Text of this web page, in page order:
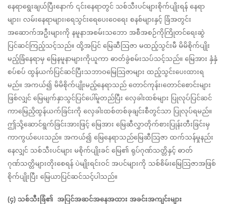
နေရာရွေးချယ်ပြီးနောက် ၎င်းနေရာတွင် သစ်သီးပင်များစိုက်ပျိုးရန် နေရာ
များ၊ လမ်းနေရာများ၊ရေသွင်းရေပေးဝေရေး စနစ်များနှင့် ခြံအတွင်း
အဆောက်အဦးများကို နမူနာအစမ်းသဘော အစီအစဉ်ကိုကြိုတင်ရေးဆွဲ
ပြင်ဆင်ကြည့်သင့်သည်။ ထို့အပြင် မြေဆီသြဇာ မထည့်သွင်းမီ မိမိစိုက်ပျိုး
မည့်ခြံနေရာမှ မြေနမူနာများကိုယူကာ ဓာတ်ခွဲစမ်းသပ်သင့်သည်။ မြေအား နှံနှံ
စပ်စပ် ထွန်ယက်ပြင်ဆင်ပြီးသဘာဝမြေသြဇာများ ထည့်သွင်းပေးထားရ
မည်။ အကယ်၍ မိမိစိုက်ပျိုးမည့်နေရာသည် တောင်ကုန်း၊တောင်စောင်းများ
ဖြစ်လျှင် မြေမျက်နှာသွင်ပြင်ပေါ်မူတည်ပြီး လှေခါးထစ်များ ပြုလုပ်ပြင်ဆင်
ကာမြေညှိထွန်ယက်ခြင်းကို လှေခါးထစ်တစ်ခုချင်းစီတွင်သာ ပြုလုပ်ရမည်။
ဤသို့ဆောင်ရွက်ခြင်းအားဖြင့် မြေအား မြေဆီလွှာတိုက်စားပြုန်းတီးခြင်းမှ
ကာကွယ်ပေးသည်။ အကယ်၍ မြေနေရာသည်မြေဆီသြဇာ ထက်သန်မှုနည်း
နေလျှင် သစ်သီးပင်များ မစိုက်ပျိုးခင် မြေ၏ ရုပ်ဂုဏ်သတ္တိနှင့် ဓာတ်
ဂုဏ်သတ္တိများတိုးစေရန် ပဲမျိုးရင်းဝင် အပင်များကို သစ်စိမ်းမြေသြဇာအဖြစ်
စိုက်ပျိုးပြီး မြေယာပြင်ဆင်သင့်ပါသည်။
(၄) သစ်သီးခြံ၏  အပြင်အဆင်အနေအထား အခင်းအကျင်းများ